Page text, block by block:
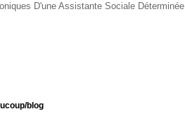
D'une Assistante Sociale Déterminée
blog